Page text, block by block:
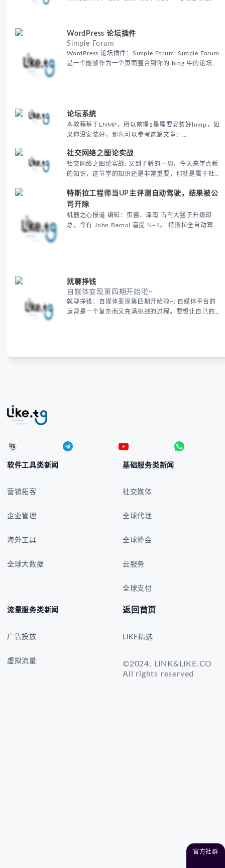
官方社群
并且后端实现分布式，同时接入了和风天气接口。
WordPress 论坛插件
Simple Forum
WordPress 论坛插件：Simple Forum: Simple Forum
是一个能够作为一个页面整合到你的 blog 中的论坛插
论坛系统
本教程基于LNMP，所以前提1是需要安装好lnmp，如
果你没安装好，那么可以参考这篇文章：
果你需要通过域名访问该论坛，那么请提前设置好域名
解析
社交网络之图论实战
社交网络之图论实战: 又到了新的一周，今天来学点新
的知识，这节学的知识还是非常重要，那就是属于社交
《图论》！
特斯拉工程师当UP主评测自动驾驶，结果被公
司开除
机器之心报道 编辑：蛋酱、泽南 古有大猛子升级印
总，今有 John Bernal 喜提 N+1。 特斯拉全自动驾驶
就聊挣钱
自媒体变现第四期开始啦~
就聊挣钱：自媒体变现第四期开始啦~: 自媒体平台的
运营是一个复杂而又充满挑战的过程。要想让自己的平
软件工具类新闻
营销拓客
企业管理
海外工具
全球大数据
基础服务类新闻
社交媒体
全球代理
全球峰会
云服务
全球支付
流量服务类新闻
广告投放
虚拟流量
返回首页
LIKE精选
©2024, LINK&LIKE.CO
All rights reserved